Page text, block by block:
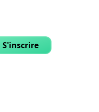
S'inscrire